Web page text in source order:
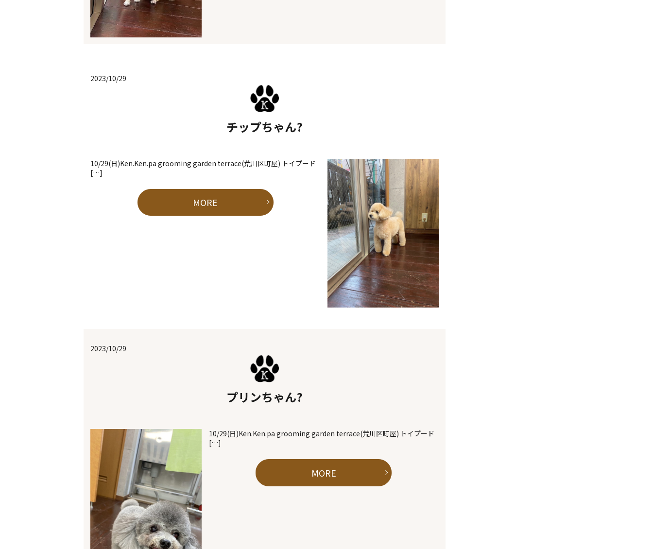
2023/10/29
チップちゃん?
10/29(日)Ken.Ken.pa grooming garden terrace(荒川区町屋) トイプード
[…]
MORE
2023/10/29
プリンちゃん?
10/29(日)Ken.Ken.pa grooming garden terrace(荒川区町屋) トイプード
[…]
MORE